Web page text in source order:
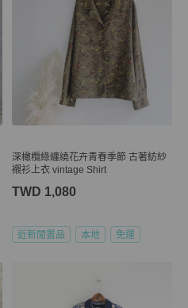
深橄欖綠纏繞花卉青春季節 古著紡紗
襯衫上衣 vintage Shirt
TWD 1,080
近新閒置品 本地 免運